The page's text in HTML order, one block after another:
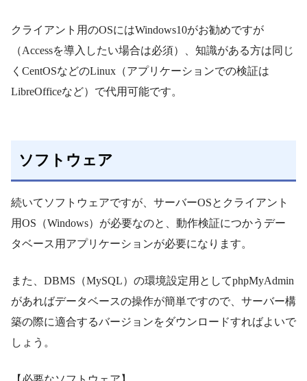
クライアント用のOSにはWindows10がお勧めですが
（Accessを導入したい場合は必須）、知識がある方は同じ
くCentOSなどのLinux（アプリケーションでの検証は
LibreOfficeなど）で代用可能です。
ソフトウェア
続いてソフトウェアですが、サーバーOSとクライアント
用OS（Windows）が必要なのと、動作検証につかうデー
タベース用アプリケーションが必要になります。
また、DBMS（MySQL）の環境設定用としてphpMyAdmin
があればデータベースの操作が簡単ですので、サーバー構
築の際に適合するバージョンをダウンロードすればよいで
しょう。